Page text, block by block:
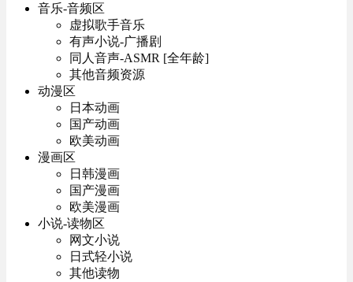
音乐-音频区
虚拟歌手音乐
有声小说-广播剧
同人音声-ASMR [全年龄]
其他音频资源
动漫区
日本动画
国产动画
欧美动画
漫画区
日韩漫画
国产漫画
欧美漫画
小说-读物区
网文小说
日式轻小说
其他读物